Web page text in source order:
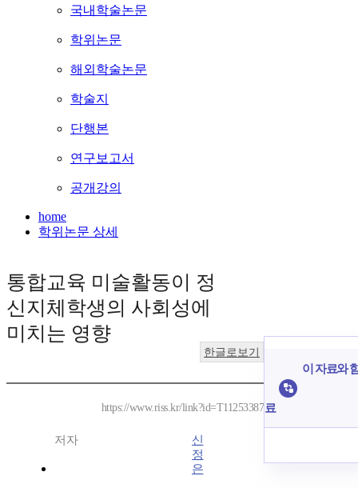
국내학술논문
학위논문
해외학술논문
학술지
단행본
연구보고서
공개강의
home
학위논문 상세
통합교육 미술활동이 정
신지체학생의 사회성에
미치는 영향
한글로보기
https://www.riss.kr/link?id=T11253387
저자
신
정
은
이 자료와
료